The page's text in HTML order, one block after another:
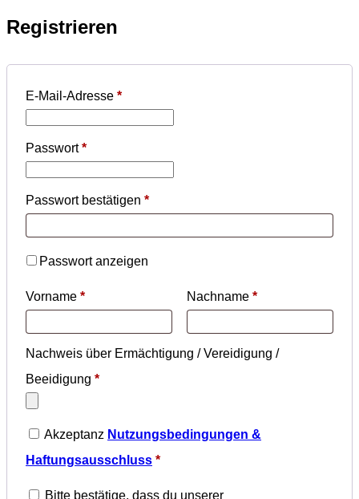
Registrieren
E-Mail-Adresse *
Passwort*
Passwort bestätigen *
Passwort anzeigen
Vorname * Nachname *
Nachweis über Ermächtigung / Vereidigung /
Beeidigung *
Akzeptanz Nutzungsbedingungen &
Haftungsausschluss *
Bitte bestätige, dass du unserer